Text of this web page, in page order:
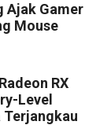
Ajak Gamer
Mouse
RX
Level
Terjangkau